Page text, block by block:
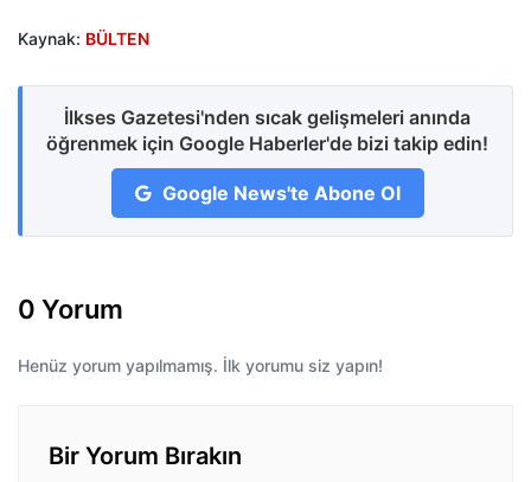
Kaynak: BÜLTEN
İlkses Gazetesi'nden sıcak gelişmeleri anında
öğrenmek için Google Haberler'de bizi takip edin!
Google News'te Abone Ol
0 Yorum
Henüz yorum yapılmamış. İlk yorumu siz yapın!
Bir Yorum Bırakın